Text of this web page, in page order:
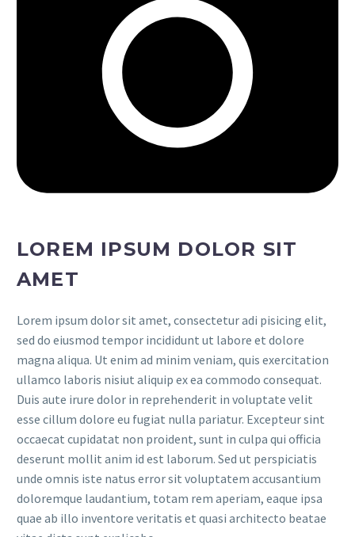
LOREM IPSUM DOLOR SIT
AMET
Lorem ipsum dolor sit amet, consectetur adi pisicing elit,
sed do eiusmod tempor incididunt ut labore et dolore
magna aliqua. Ut enim ad minim veniam, quis exercitation
ullamco laboris nisiut aliquip ex ea commodo consequat.
Duis aute irure dolor in reprehenderit in voluptate velit
esse cillum dolore eu fugiat nulla pariatur. Excepteur sint
occaecat cupidatat non proident, sunt in culpa qui officia
deserunt mollit anim id est laborum. Sed ut perspiciatis
unde omnis iste natus error sit voluptatem accusantium
doloremque laudantium, totam rem aperiam, eaque ipsa
quae ab illo inventore veritatis et quasi architecto beatae